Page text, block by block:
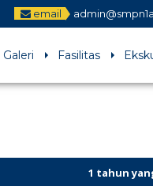
email
Galeri Fasilitas
1 tahun yang